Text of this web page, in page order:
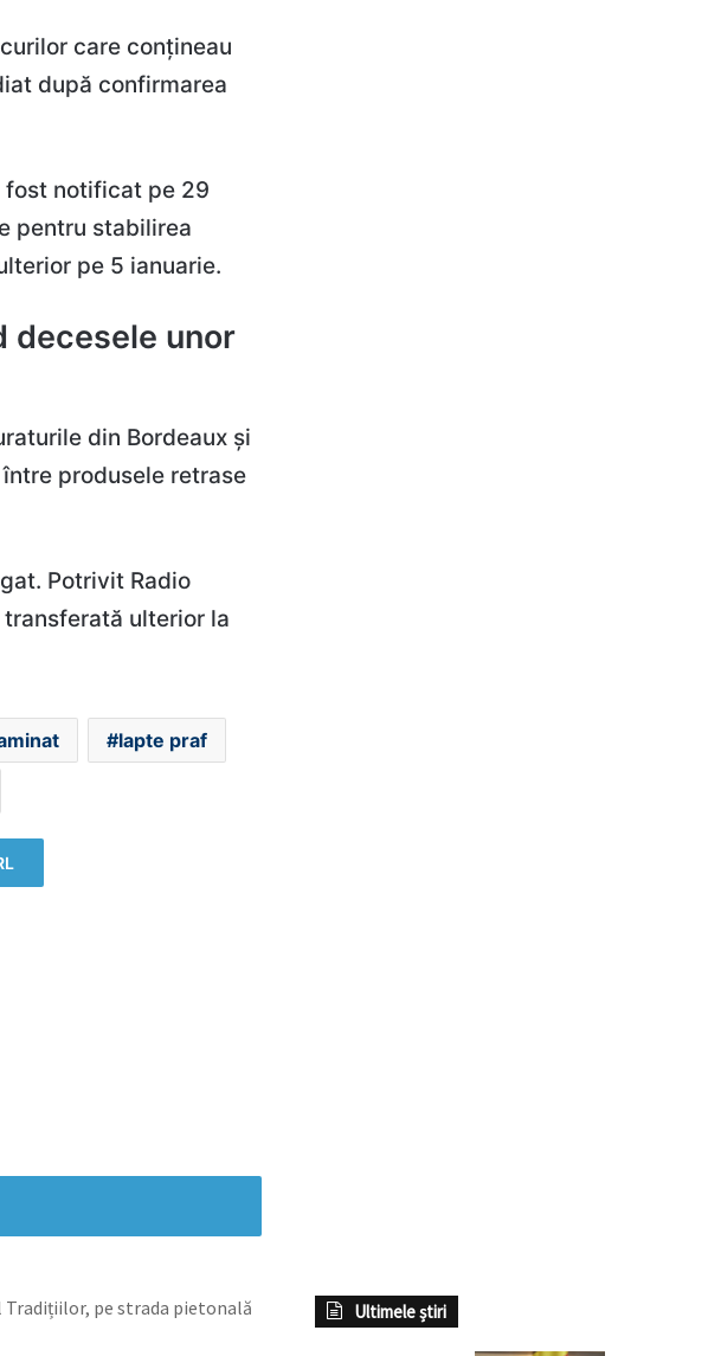
care conțineau
după confirmarea
fost notificat pe 29
pentru stabilirea
pe 5 ianuarie.
decesele unor
din Bordeaux și
produsele retrase
Potrivit Radio
ulterior la
lapte praf